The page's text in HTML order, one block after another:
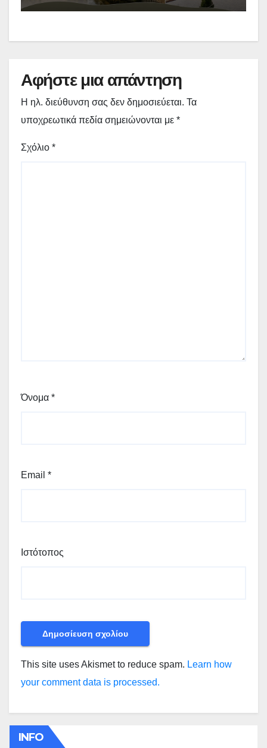
πρόγραμμα
Αφήστε μια απάντηση
Η ηλ. διεύθυνση σας δεν δημοσιεύεται. Τα
υποχρεωτικά πεδία σημειώνονται με *
Σχόλιο *
Όνομα *
Email *
Ιστότοπος
This site uses Akismet to reduce spam. Learn how
your comment data is processed.
INFO